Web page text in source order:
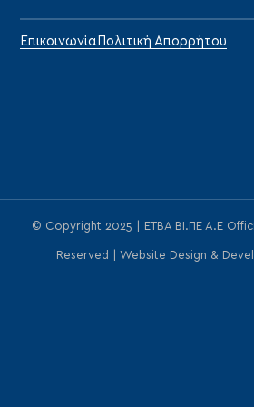
Επικοινωνία Πολιτική Απορρήτου
© Copyright 2025 | ΕΤΒΑ ΒΙ.ΠΕ Α.Ε
Reserved | Website Design &